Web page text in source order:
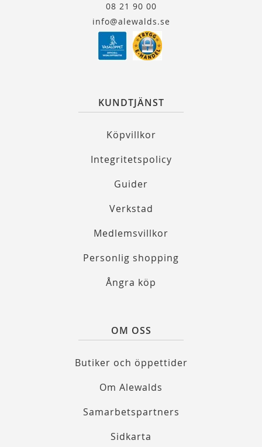
08 21 90 00
info@alewalds.se
KUNDTJÄNST
Köpvillkor
Integritetspolicy
Guider
Verkstad
Medlemsvillkor
Personlig shopping
Ångra köp
OM OSS
Butiker och öppettider
Om Alewalds
Samarbetspartners
Sidkarta